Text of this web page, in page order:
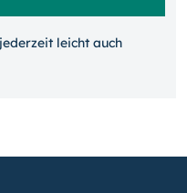
leicht auch